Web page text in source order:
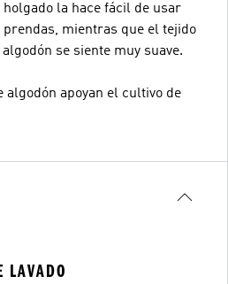
la hace fácil de usar
mientras que el tejido
se siente muy suave.
algodón apoyan el cultivo de
LAVADO